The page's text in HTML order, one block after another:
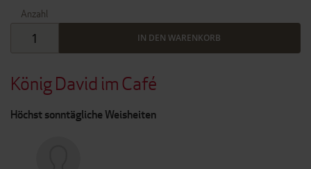
König David im Café
Höchst sonntägliche Weisheiten
Anzahl
IN DEN WARENKORB